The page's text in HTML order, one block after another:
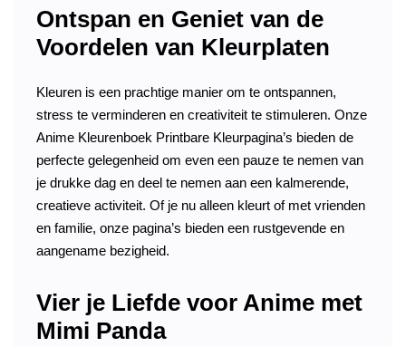
Ontspan en Geniet van de
Voordelen van Kleurplaten
Kleuren is een prachtige manier om te ontspannen,
stress te verminderen en creativiteit te stimuleren. Onze
Anime Kleurenboek Printbare Kleurpagina’s bieden de
perfecte gelegenheid om even een pauze te nemen van
je drukke dag en deel te nemen aan een kalmerende,
creatieve activiteit. Of je nu alleen kleurt of met vrienden
en familie, onze pagina’s bieden een rustgevende en
aangename bezigheid.
Vier je Liefde voor Anime met
Mimi Panda